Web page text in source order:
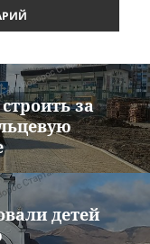
за
детей